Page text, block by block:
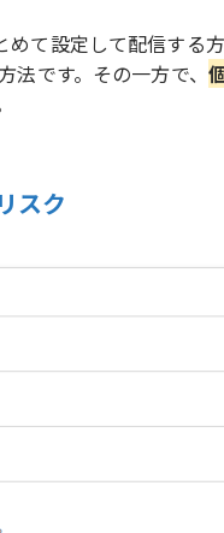
て設定して配信する
です。その一方で、
スク